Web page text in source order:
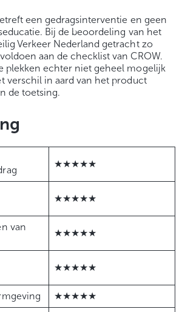
een gedragsinterventie en geen
Bij de beoordeling van het
Verkeer Nederland getracht zo
aan de checklist van CROW.
plekken echter niet geheel mogelijk
verschil in aard van het product
de toetsing.
★★★★★
★★★★★
van
★★★★★
★★★★★
★★★★★